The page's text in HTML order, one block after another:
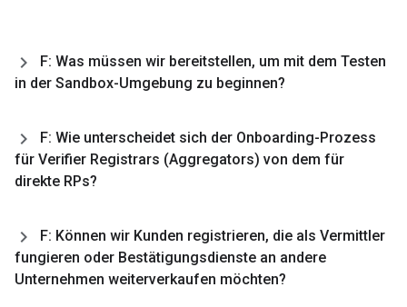
F: Was müssen wir bereitstellen, um mit dem Testen
in der Sandbox-Umgebung zu beginnen?
F: Wie unterscheidet sich der Onboarding-Prozess
für Verifier Registrars (Aggregators) von dem für
direkte RPs?
F: Können wir Kunden registrieren, die als Vermittler
fungieren oder Bestätigungsdienste an andere
Unternehmen weiterverkaufen möchten?